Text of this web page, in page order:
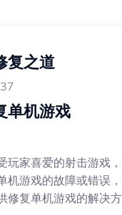
复之道
单机游戏
玩家喜爱的射击游戏
机游戏的故障或错误
修复单机游戏的解决